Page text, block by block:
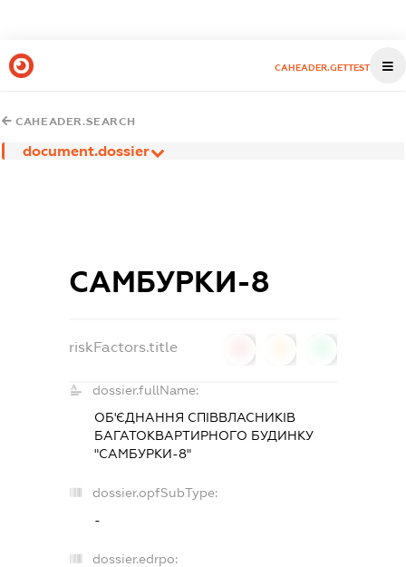
CAHEADER.GETTEST
CAHEADER.SEARCH
document.dossier
САМБУРКИ-8
riskFactors.title
dossier.fullName:
ОБ'ЄДНАННЯ СПІВВЛАСНИКІВ
БАГАТОКВАРТИРНОГО БУДИНКУ
"САМБУРКИ-8"
dossier.opfSubType:
-
dossier.edrpo: